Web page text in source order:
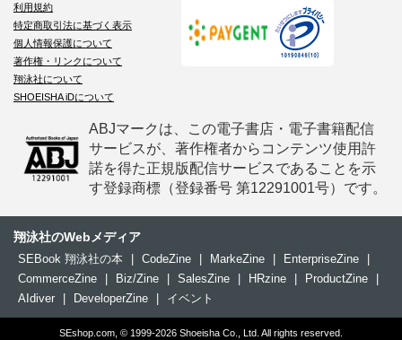
利用規約
特定商取引法に基づく表示
個人情報保護について
著作権・リンクについて
翔泳社について
SHOEISHA iDについて
ABJマークは、この電子書店・電子書籍配信
サービスが、著作権者からコンテンツ使用許
諾を得た正規版配信サービスであることを示
す登録商標（登録番号 第12291001号）です。
翔泳社のWebメディア
SEBook 翔泳社の本 | CodeZine | MarkeZine | EnterpriseZine
|
CommerceZine
| Biz/Zine | SalesZine | HRzine | ProductZine
|
AIdiver
| DeveloperZine | イベント
SEshop.com, © 1999-2026 Shoeisha Co., Ltd. All rights reserved.